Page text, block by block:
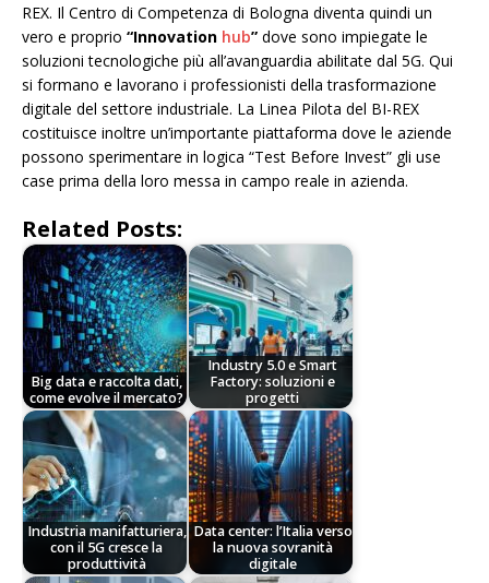
REX. Il Centro di Competenza di Bologna diventa quindi un
vero e proprio “Innovation hub” dove sono impiegate le
soluzioni tecnologiche più all’avanguardia abilitate dal 5G. Qui
si formano e lavorano i professionisti della trasformazione
digitale del settore industriale. La Linea Pilota del BI-REX
costituisce inoltre un’importante piattaforma dove le aziende
possono sperimentare in logica “Test Before Invest” gli use
case prima della loro messa in campo reale in azienda.
Related Posts:
Big data e raccolta dati,
come evolve il mercato?
Industry 5.0 e Smart
Factory: soluzioni e
progetti
Industria manifatturiera,
con il 5G cresce la
produttività
Data center: l’Italia verso
la nuova sovranità
digitale